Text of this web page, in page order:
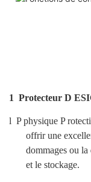
1 Protecteur D
l Pphysique P
offrir une
dommages ou
et le stockage.